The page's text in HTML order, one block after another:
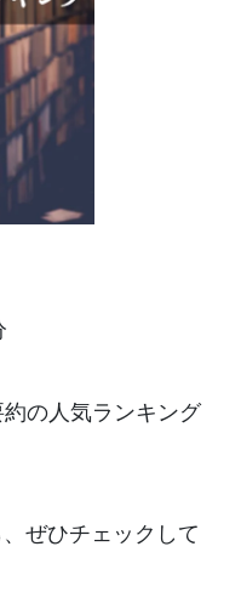
の人気ランキング
ぜひチェックして